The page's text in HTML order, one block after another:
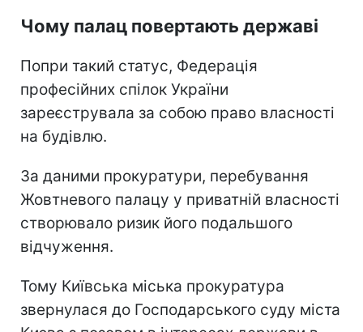
Чому палац повертають державі
Попри такий статус, Федерація
професійних спілок України
зареєструвала за собою право власності
на будівлю.
За даними прокуратури, перебування
Жовтневого палацу у приватній власності
створювало ризик його подальшого
відчуження.
Тому Київська міська прокуратура
звернулася до Господарського суду міста